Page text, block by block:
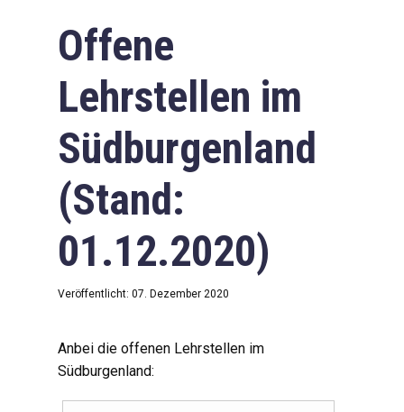
Offene
Lehrstellen im
Südburgenland
(Stand:
01.12.2020)
Veröffentlicht: 07. Dezember 2020
Anbei die offenen Lehrstellen im
Südburgenland: